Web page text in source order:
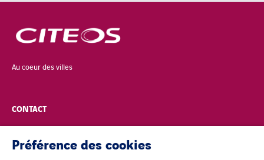
Au coeur des villes
CONTACT
POLITIQUE DE CONFIDENTIALITÉ
Préférence des cookies